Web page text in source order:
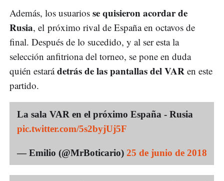
Además, los usuarios se quisieron acordar de
Rusia, el próximo rival de España en octavos de
final. Después de lo sucedido, y al ser esta la
selección anfitriona del torneo, se pone en duda
quién estarádetrás de las pantallas del VAR en este
partido.
La sala VAR en el próximo España - Rusia
pic.twitter.com/5s2byjUj5F
— Emilio (@MrBoticario) 25 de junio de 2018